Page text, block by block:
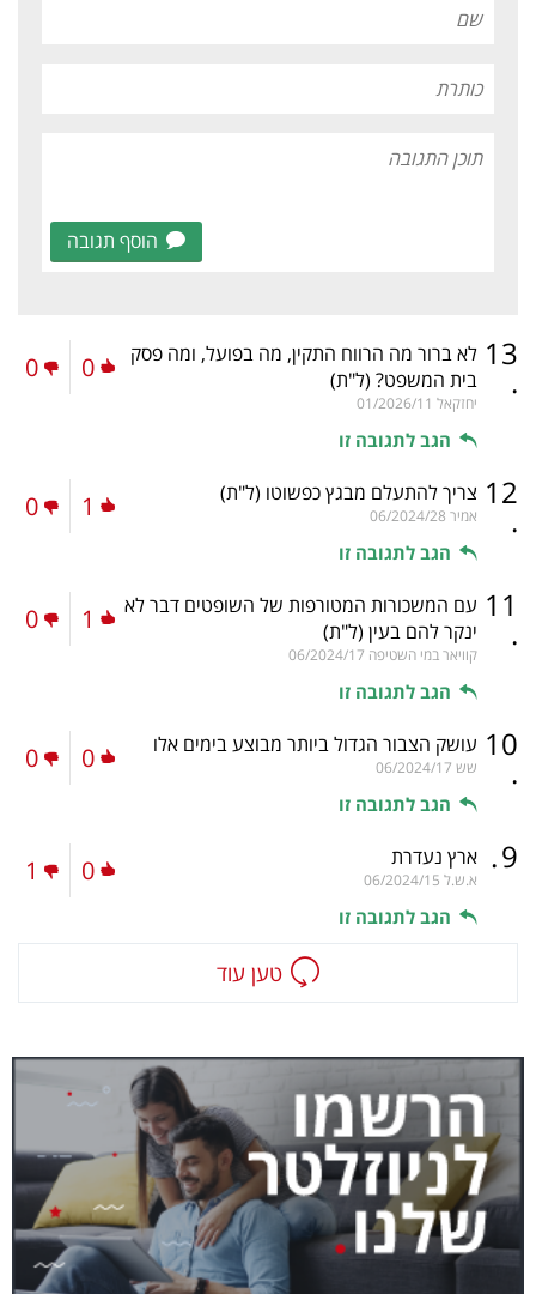
הוסף תגובה
13
.
לא ברור מה הרווח התקין, מה בפועל, ומה פסק
בית המשפט? (ל"ת)
יחזקאל 01/2026/11
הגב לתגובה זו
0
0
12
.
צריך להתעלם מבגץ כפשוטו (ל"ת)
אמיר 06/2024/28
הגב לתגובה זו
1
0
11
.
עם המשכורות המטורפות של השופטים דבר לא
ינקר להם בעין (ל"ת)
קוויאר במי השטיפה 06/2024/17
הגב לתגובה זו
1
0
10
.
עושק הצבור הגדול ביותר מבוצע בימים אלו
שש 06/2024/17
הגב לתגובה זו
0
0
9
. ארץ נעדרת
א.ש.ל 06/2024/15
הגב לתגובה זו
0
1
טען עוד